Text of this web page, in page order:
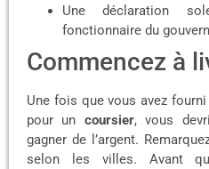
Une déclaration
fonctionnaire du
Commencez à
Une fois que vous avez
pour un coursier, vous
gagner de l’argent.
selon les villes. Avant